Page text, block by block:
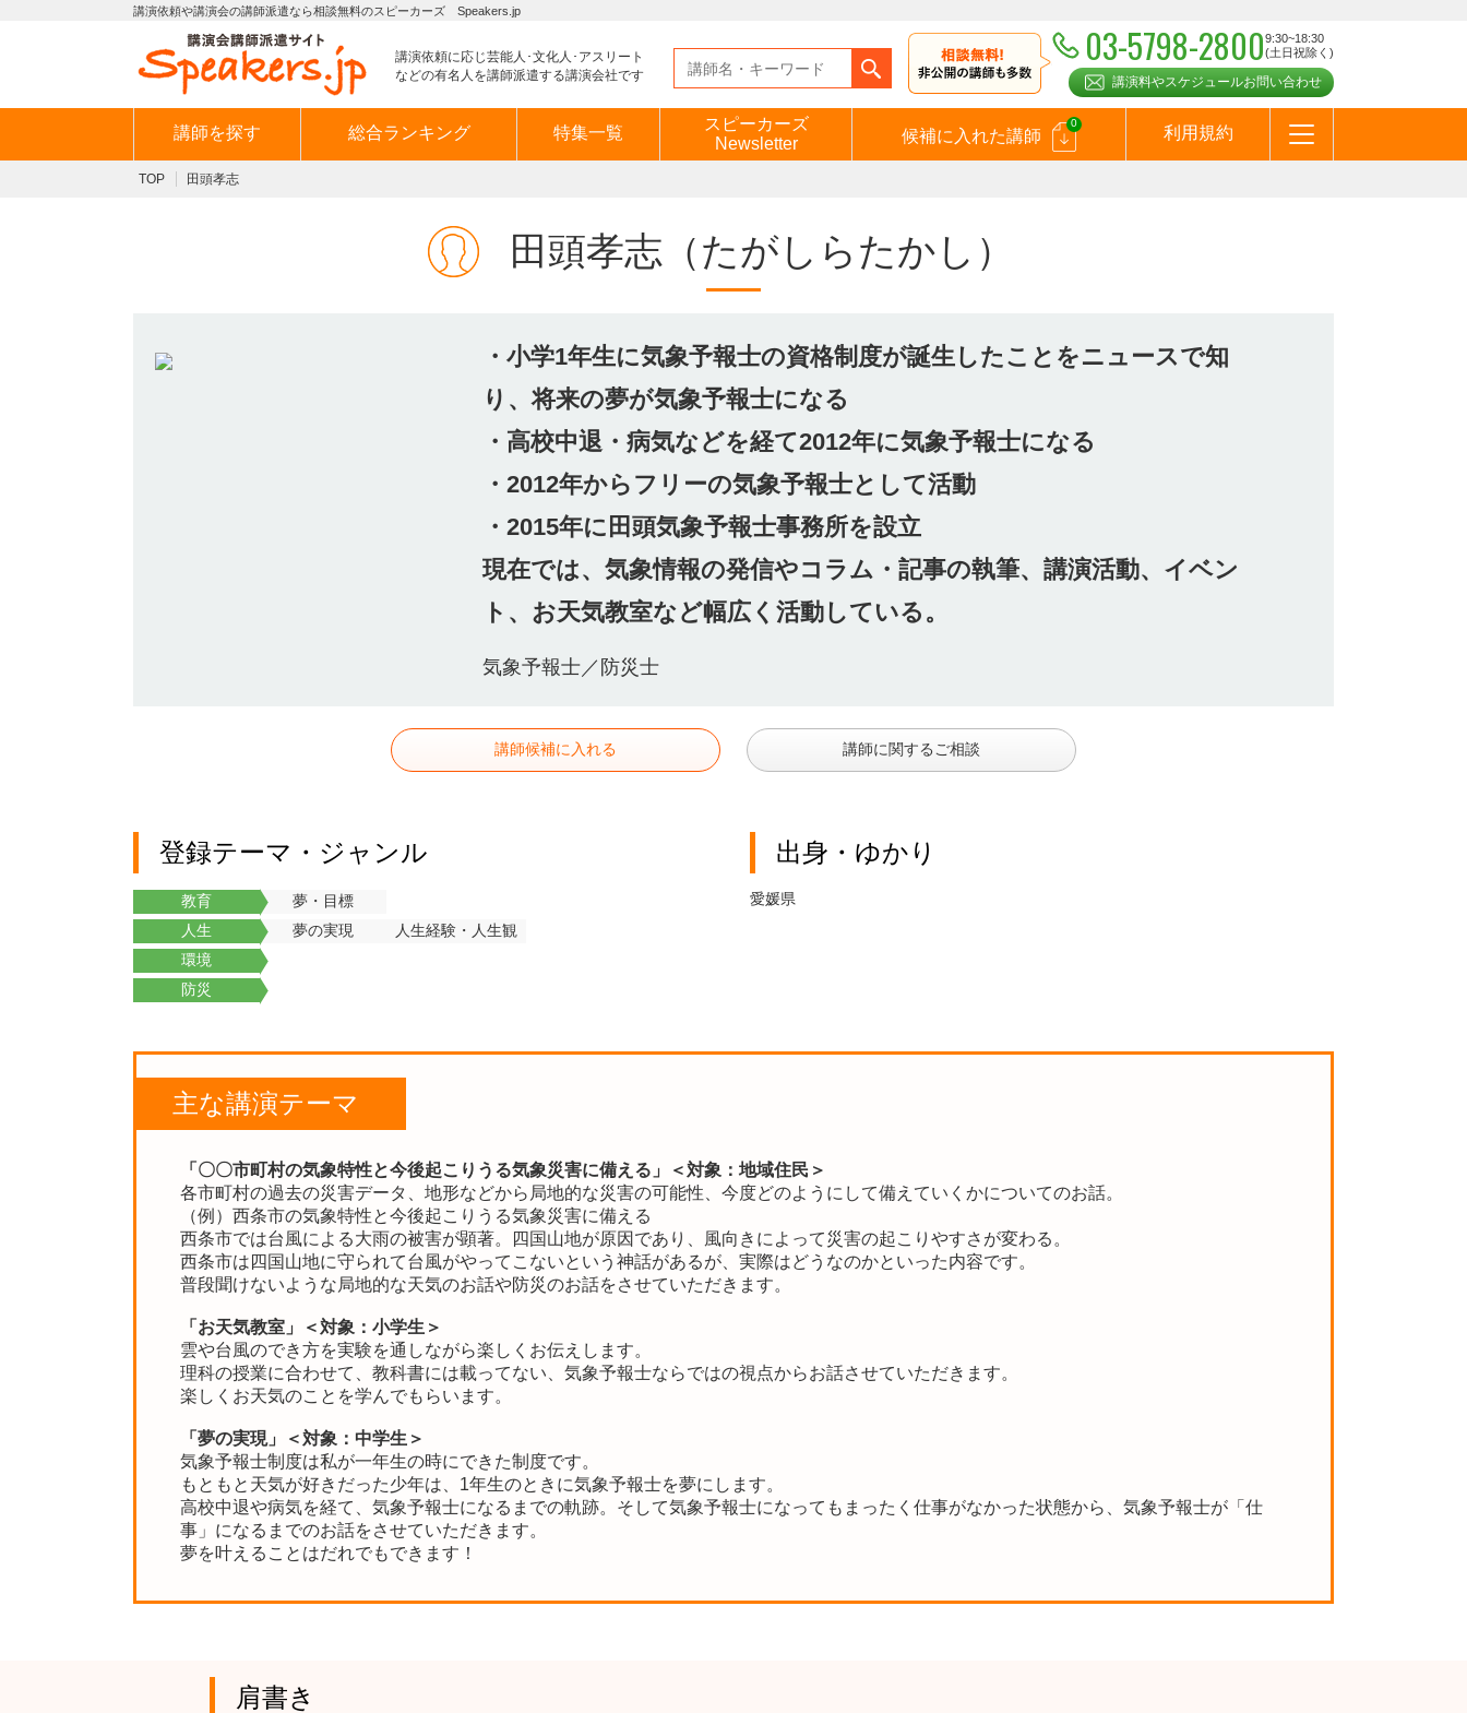
講演依頼や講演会の講師派遣なら相談無料のスピーカーズ Speakers.jp
講演依頼に応じ芸能人･文化人･アスリート
などの有名人を講師派遣する講演会社です
03-5798-28009:30~18:30
(土日祝除く)
講演料やスケジュールお問い合わせ
講師を探す 総合ランキング 特集一覧
スピーカーズ
Newsletter
候補に入れた講師
0
利用規約
TOP 田頭孝志
田頭孝志 （たがしらたかし）
・小学1年生に気象予報士の資格制度が誕生したことをニュースで知
り、将来の夢が気象予報士になる
・高校中退・病気などを経て2012年に気象予報士になる
・2012年からフリーの気象予報士として活動
・2015年に田頭気象予報士事務所を設立
現在では、気象情報の発信やコラム・記事の執筆、講演活動、イベン
ト、お天気教室など幅広く活動している。
気象予報士／防災士
講師候補に入れる 講師に関するご相談
登録テーマ・ジャンル
教育
夢・目標
人生
夢の実現
人生経験・人生観
環境
防災
出身・ゆかり
愛媛県
主な講演テーマ
「〇〇市町村の気象特性と今後起こりうる気象災害に備える」
＜対象：地域住民＞
各市町村の過去の災害データ、地形などから局地的な災害の可能性、今度どのようにして備えていくかについてのお話。
（例）西条市の気象特性と今後起こりうる気象災害に備える
西条市では台風による大雨の被害が顕著。四国山地が原因であり、風向きによって災害の起こりやすさが変わる。
西条市は四国山地に守られて台風がやってこないという神話があるが、実際はどうなのかといった内容です。
普段聞けないような局地的な天気のお話や防災のお話をさせていただきます。
「お天気教室」
＜対象：小学生＞
雲や台風のでき方を実験を通しながら楽しくお伝えします。
理科の授業に合わせて、教科書には載ってない、気象予報士ならではの視点からお話させていただきます。
楽しくお天気のことを学んでもらいます。
「夢の実現」
＜対象：中学生＞
気象予報士制度は私が一年生の時にできた制度です。
もともと天気が好きだった少年は、1年生のときに気象予報士を夢にします。
高校中退や病気を経て、気象予報士になるまでの軌跡。そして気象予報士になってもまったく仕事がなかった状態から、気象予報士が「仕
事」になるまでのお話をさせていただきます。
夢を叶えることはだれでもできます！
肩書き